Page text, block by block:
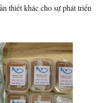
thiết khác cho sự phát triển